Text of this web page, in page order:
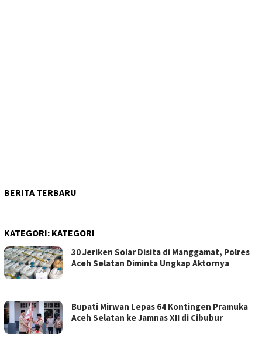
BERITA TERBARU
KATEGORI: KATEGORI
30 Jeriken Solar Disita di Manggamat, Polres
Aceh Selatan Diminta Ungkap Aktornya
Bupati Mirwan Lepas 64 Kontingen Pramuka
Aceh Selatan ke Jamnas XII di Cibubur